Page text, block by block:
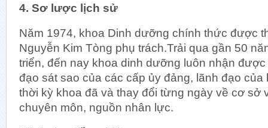
4. Sơ lược lịch sử
Năm 1974, khoa Dinh dưỡng chính thức được
Nguyễn Kim Tòng phụ trách.Trải qua gần 50
triển, đến nay khoa dinh dưỡng luôn nhận
đạo sát sao của các cấp ủy đảng, lãnh đạo
thời kỳ khoa đã và thay đổi từng ngày về cơ sở
chuyên môn, nguồn nhân lực.
Khoa
Đơn vị